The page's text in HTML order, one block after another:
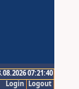
07:21:40
Logout
Login